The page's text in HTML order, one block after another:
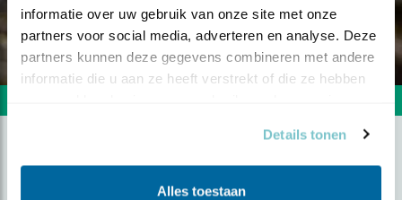
informatie over uw gebruik van onze site met onze
partners voor social media, adverteren en analyse. Deze
partners kunnen deze gegevens combineren met andere
informatie die u aan ze heeft verstrekt of die ze hebben
Details tonen
Alles toestaan
UITGESTREKT...